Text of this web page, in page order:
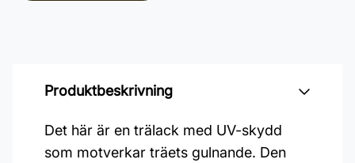
Produktbeskrivning
Det här är en trälack med UV-skydd
som motverkar träets gulnande. Den